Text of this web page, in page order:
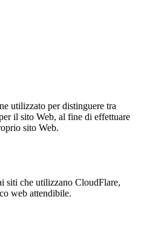
utilizzato per distinguere tra
il sito Web, al fine di effettuare
sito Web.
siti che utilizzano CloudFlare,
web attendibile.